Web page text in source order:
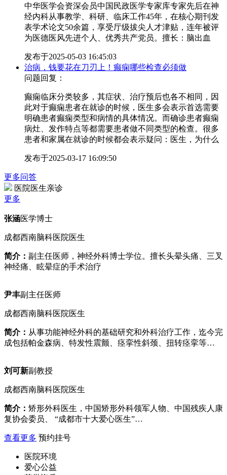
中华医学会资深会员中国民政医学专家库专家先后在神
经内科从事教学、科研、临床工作45年，在核心期刊发
表学术论文50余篇，享受厅级拔尖人才津贴，连年被评
为医德医风先进个人、优秀共产党员。擅长：脑出血
发布于2025-05-03 16:45:03
治病，钱要花在刀刃上！癫痫哪些检查必须做
问题回复：
癫痫临床分类较多，其症状、治疗预后也各不相同，因
此对于癫痫患者在就诊的时候，医生多会表示首选需要
明确患者癫痫类型和病情的具体情况。而确诊患者癫痫
病灶、发作特点等都需要患者做不同类型的检查。很多
患者和家属在就诊的时候都会表示疑问：医生，为什么
发布于2025-03-17 16:09:50
更多问答
医院医生亲诊
更多
张涵医学博士
成都西南脑科医院医生
简介： 副主任医师，神经外科博士学位。擅长头晕头痛、三叉
神经痛、眩晕症的手术治疗
尹丰副主任医师
成都西南脑科医院医生
简介： 从事功能神经外科的基础研究和外科治疗工作，迄今完
成包括帕金森病、特发性震颤、痉挛性斜颈、扭转痉挛等…
刘可新副教授
成都西南脑科医院医生
简介： 矫形外科医生，中国矫形外科领军人物、中国残疾人康
复协会委员、 “成都市十大爱心医生”…
查看更多 预约挂号
医院环境
爱心公益